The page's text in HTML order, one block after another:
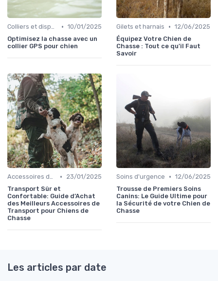
Colliers et dispositifs de suivi • 10/01/2025
Optimisez la chasse avec un
collier GPS pour chien
Gilets et harnais • 12/06/2025
Équipez Votre Chien de
Chasse : Tout ce qu'il Faut
Savoir
Accessoires de transport •
23/01/2025
Transport Sûr et
Confortable: Guide d’Achat
des Meilleurs Accessoires de
Transport pour Chiens de
Chasse
Soins d'urgence • 12/06/2025
Trousse de Premiers Soins
Canins: Le Guide Ultime pour
la Sécurité de votre Chien de
Chasse
Les articles par date